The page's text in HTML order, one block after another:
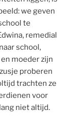
we geven
te
remedial
school,
moeder zijn
proberen
trachten ze
voor
niet altijd.